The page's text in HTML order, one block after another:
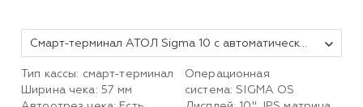
Смарт-терминал АТОЛ Sigma 10 с автоматическим тарифом SIGMA и ИТС (без ФН, 5.0)
Тип кассы: смарт-терминал
Ширина чека: 57 мм
Операционная
система: SIGMA OS